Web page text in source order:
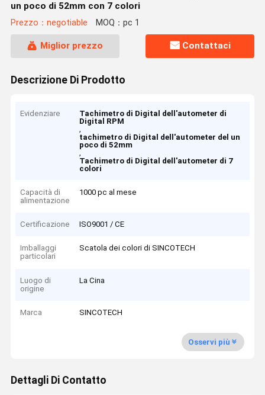
un poco di 52mm con 7 colori
Prezzo：negotiable MOQ：pc 1
Miglior prezzo Contattaci
Descrizione Di Prodotto
Evidenziare
Tachimetro di Digital dell'autometer di
Digital RPM
,
tachimetro di Digital dell'autometer del un
poco di 52mm
,
Tachimetro di Digital dell'autometer di 7
colori
Capacità di
alimentazione
1000 pc al mese
Certificazione ISO9001 / CE
Imballaggi
particolari
Scatola dei colori di SINCOTECH
Luogo di
origine
La Cina
Marca SINCOTECH
Osservi più
Dettagli Di Contatto